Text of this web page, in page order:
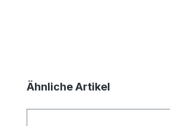
Produktgalerie überspringen
Ähnliche Artikel